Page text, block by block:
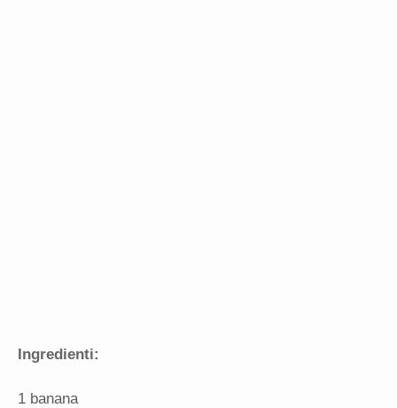
Ingredienti:
1 banana